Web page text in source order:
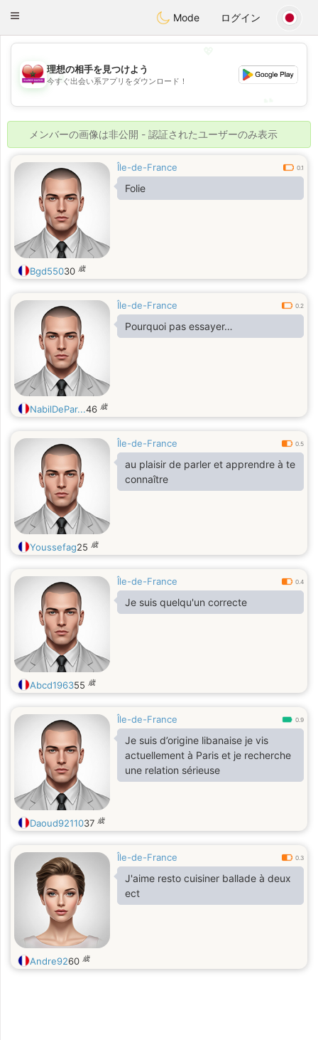
Maroc Dating
Toggle
Mode ログイン
💖
💕
理想の相手を見つけよう
今すぐ出会い系アプリをダウンロード！
メンバーの画像は非公開 - 認証されたユーザーのみ表示
Île-de-France 0.1
Folie
Bgd55030 歳
Île-de-France 0.2
Pourquoi pas essayer…
NabilDePar...46 歳
Île-de-France 0.5
au plaisir de parler et apprendre à te
connaître
Youssefag25 歳
Île-de-France 0.4
Je suis quelqu'un correcte
Abcd196355 歳
Île-de-France 0.9
Je suis d’origine libanaise je vis
actuellement à Paris et je recherche
une relation sérieuse
Daoud9211037 歳
Île-de-France 0.3
J'aime resto cuisiner ballade à deux
ect
Andre9260 歳